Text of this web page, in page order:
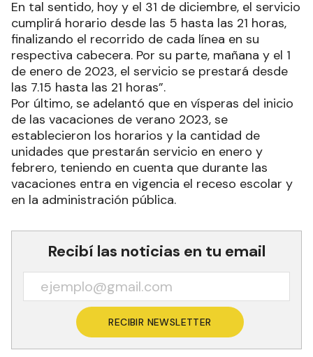
En tal sentido, hoy y el 31 de diciembre, el servicio
cumplirá horario desde las 5 hasta las 21 horas,
finalizando el recorrido de cada línea en su
respectiva cabecera. Por su parte, mañana y el 1
de enero de 2023, el servicio se prestará desde
las 7.15 hasta las 21 horas”.
Por último, se adelantó que en vísperas del inicio
de las vacaciones de verano 2023, se
establecieron los horarios y la cantidad de
unidades que prestarán servicio en enero y
febrero, teniendo en cuenta que durante las
vacaciones entra en vigencia el receso escolar y
en la administración pública.
Recibí las noticias en tu email
RECIBIR NEWSLETTER